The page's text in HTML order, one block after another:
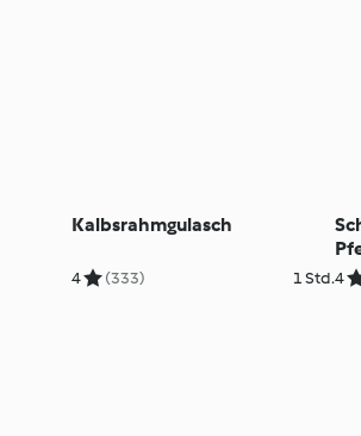
Kalbsrahmgulasch
4 (333) 1 Std.4